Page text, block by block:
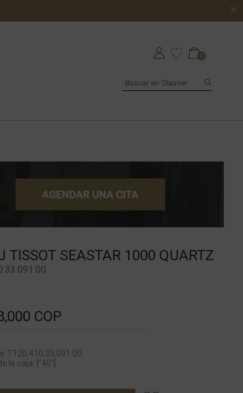
0
TISSOT SEASTAR 1000 QUARTZ
COP
T120.410.33.091.00
la caja: ["40"]